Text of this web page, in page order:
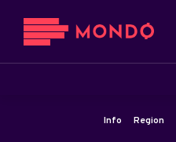
Info Region